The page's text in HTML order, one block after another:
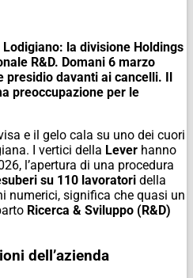
la divisione Holdings
R&D. Domani 6 marzo
presidio davanti ai cancelli. Il
preoccupazione per le
e il gelo cala su uno dei cuori
I vertici della Lever hanno
l’apertura di una procedura
su 110 lavoratori della
numerici, significa che quasi un
Ricerca & Sviluppo (R&D)
dell’azienda